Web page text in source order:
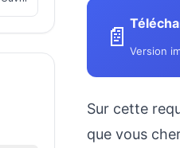
📄 Version
Sur cette
que vous